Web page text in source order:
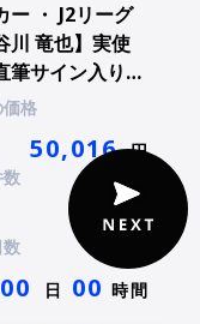
ー ・ J2リーグ
川 竜也】実使
筆サイン入りス
格
50,016 円
数
25 件
00 日 00 時間